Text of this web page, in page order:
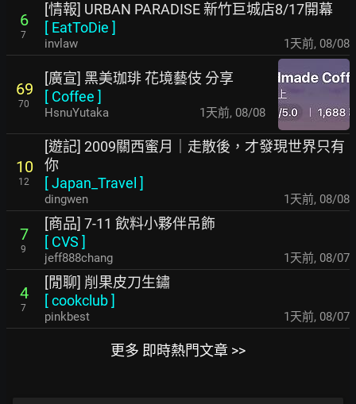
6
7
[情報] URBAN PARADISE 新竹巨城店8/17開幕
[ EatToDie ]
invlaw 1天前, 08/08
69
70
[廣宣] 黑美珈琲 花境藝伎 分享
[ Coffee ]
HsnuYutaka 1天前, 08/08
10
12
[遊記] 2009關西蜜月｜走散後，才發現世界只有
你
[Japan_Travel ]
dingwen 1天前, 08/08
7
9
[商品] 7-11 飲料小夥伴吊飾
[ CVS ]
jeff888chang 1天前, 08/07
4
7
[閒聊] 削果皮刀生鏽
[cookclub]
pinkbest 1天前, 08/07
更多 即時熱門文章 >>